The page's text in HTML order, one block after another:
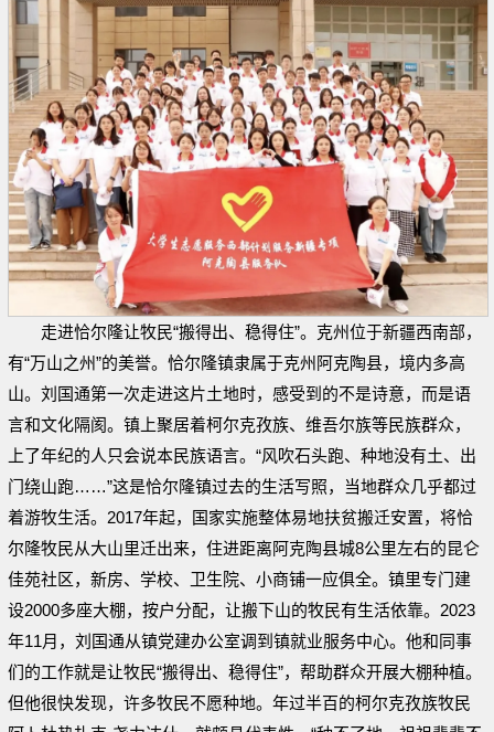
走进恰尔隆让牧民“搬得出、稳得住”。克州位于新疆西南部，
有“万山之州”的美誉。恰尔隆镇隶属于克州阿克陶县，境内多高
山。刘国通第一次走进这片土地时，感受到的不是诗意，而是语
言和文化隔阂。镇上聚居着柯尔克孜族、维吾尔族等民族群众，
上了年纪的人只会说本民族语言。“风吹石头跑、种地没有土、出
门绕山跑……”这是恰尔隆镇过去的生活写照，当地群众几乎都过
着游牧生活。2017年起，国家实施整体易地扶贫搬迁安置，将恰
尔隆牧民从大山里迁出来，住进距离阿克陶县城8公里左右的昆仑
佳苑社区，新房、学校、卫生院、小商铺一应俱全。镇里专门建
设2000多座大棚，按户分配，让搬下山的牧民有生活依靠。2023
年11月，刘国通从镇党建办公室调到镇就业服务中心。他和同事
们的工作就是让牧民“搬得出、稳得住”，帮助群众开展大棚种植。
但他很快发现，许多牧民不愿种地。年过半百的柯尔克孜族牧民